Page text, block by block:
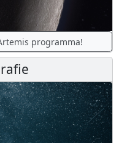
programma!